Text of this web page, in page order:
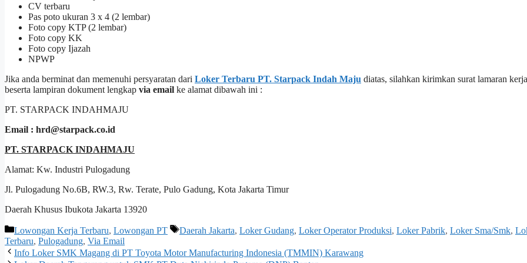
CV terbaru
Pas poto ukuran 3 x 4 (2 lembar)
Foto copy KTP (2 lembar)
Foto copy KK
Foto copy Ijazah
NPWP
Jika anda berminat dan memenuhi persyaratan dari Loker Terbaru PT. Starpack Indah Maju diatas, silahkan kirimkan surat lamaran kerja
beserta lampiran dokument lengkap via email ke alamat dibawah ini :
PT. STARPACK INDAHMAJU
Email : hrd@starpack.co.id
PT. STARPACK INDAHMAJU
Alamat: Kw. Industri Pulogadung
Jl. Pulogadung No.6B, RW.3, Rw. Terate, Pulo Gadung, Kota Jakarta Timur
Daerah Khusus Ibukota Jakarta 13920
Kategori
Lowongan Kerja Terbaru, Lowongan PT Tag
Daerah Jakarta, Loker Gudang, Loker Operator Produksi, Loker Pabrik, Loker Sma/Smk,
Terbaru, Pulogadung, Via Email
Info Loker SMK Magang di PT Toyota Motor Manufacturing Indonesia (TMMIN) Karawang